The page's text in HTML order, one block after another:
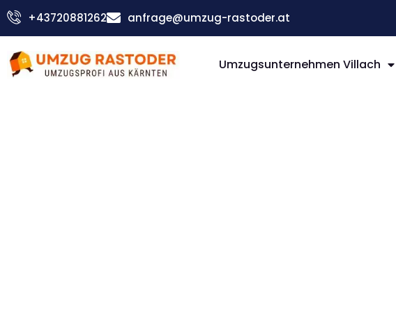
Skip
+43720881262 anfrage@umzug-rastoder.at
Umzugsunternehmen Villach